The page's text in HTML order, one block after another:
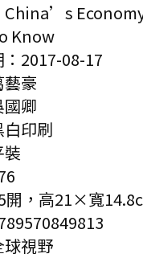
China’s
Know
2017-08-17
豪
卿
印刷
開，高21×寬
球視野